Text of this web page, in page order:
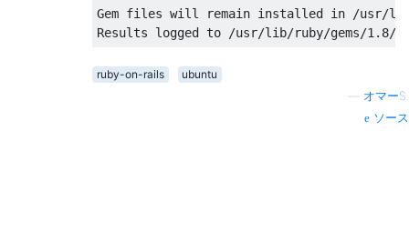
Gem files will remain installed in /usr/lib/
Results logged to /usr/lib/ruby/gems/1.8/
ruby-on-rails
ubuntu
オマーS.
ソース